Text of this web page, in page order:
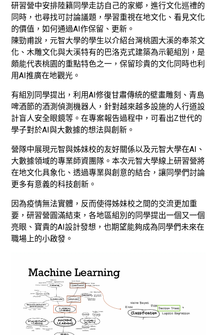
研習營中安排陸籍同學走訪自己的家鄉，進行文化巡禮的
同時，也尋找可討論議題，學習重視在地文化、看見文化
的價值，如何通過AI作保留、更新。
陳勁甫說，元智大學的學生以介紹台灣桃園大溪的奉茶文
化、木雕文化與大溪特有的巴洛克式建築為示範組別，是
頗能代表桃園的重點特色之一，保留珍貴的文化同時也利
用AI推廣在地觀光。
有組別同學提出，利用AI修復甘肅傳統的壁畫雕刻、青島
啤酒節的酒測偵測機器人，針對越來越多設施的人行道設
計盲人安全眼鏡等。在專案報告過程中，可看出Z世代的
學子對於AI與大數據的想法與創新。
營隊中展現元智與姊妹校的友好關係以及元智大學在AI、
大數據領域的專業師資團隊。本次元智大學線上研習營將
在地文化具象化、透過專業與創意的結合，讓同學們討論
更多有意義的科技創新。
因為疫情無法實體，反而使得姊妹校之間的交流更加重
要，研習營圓滿結束，各地區組別的同學提出一個又一個
亮眼、寶貴的AI設計發想，也期望能夠成為同學們未來在
職場上的小啟發。